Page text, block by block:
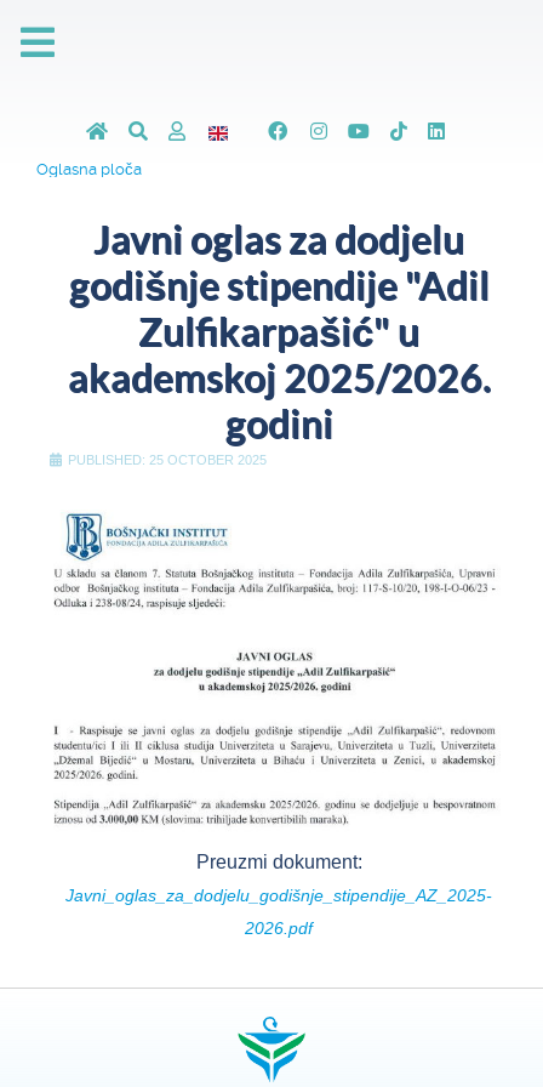
Oglasna ploča
Javni oglas za dodjelu
godišnje stipendije "Adil
Zulfikarpašić" u
akademskoj 2025/2026.
godini
PUBLISHED: 25 OCTOBER 2025
Preuzmi dokument:
Javni_oglas_za_dodjelu_godišnje_stipendije_AZ_2025-
2026.pdf